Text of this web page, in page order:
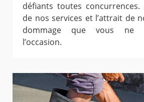
défiants toutes
de nos services et l’attrait de
dommage que vous ne
l’occasion.